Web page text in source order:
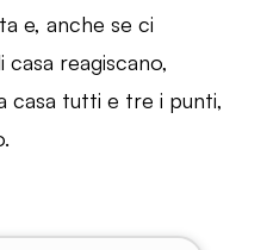
e, anche se ci
reagiscano,
casa tutti e tre i punti,